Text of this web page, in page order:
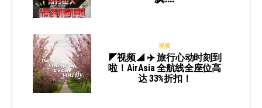
视频
◤视频◢ ✈️ 旅行心动时刻到
啦！AirAsia 全航线全座位高
达 33%折扣！